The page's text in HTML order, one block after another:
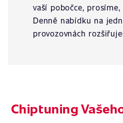
vaší pobočce, prosíme,
Denně nabídku na
provozovnách
Chiptuning